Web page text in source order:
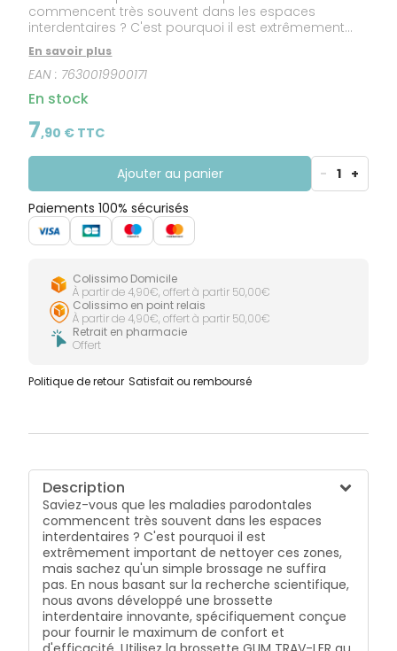
commencent très souvent dans les espaces
interdentaires ? C'est pourquoi il est extrêmement
important de nettoyer ces zones, mais sachez qu'un
simple brossage ne suffira pas. En nous basant sur
la recherche scientifique, nous avons développé une
brossette interdentaire innovante, spécifiquement
conçue pour fournir le maximum de confort et
d'efficacité. Utilisez la brossette GUM TRAV-LER au
moins deux fois par jour, après chaque repas, pour
garder une bouche propre et saine. Compacte et
facile à utiliser, cette brossette convient aussi aux
porteurs de prothèse, d’appareil orthodontique ou
de bridge.
En savoir plus
EAN : 7630019900171
En stock
7,90 € TTC
Ajouter au panier - 1 +
Paiements 100% sécurisés
Colissimo Domicile
À partir de 4,90€, offert à partir 50,00€
Colissimo en point relais
À partir de 4,90€, offert à partir 50,00€
Retrait en pharmacie
Offert
Politique de retour Satisfait ou remboursé
Description
Saviez-vous que les maladies parodontales
commencent très souvent dans les espaces
interdentaires ? C'est pourquoi il est
extrêmement important de nettoyer ces zones,
mais sachez qu'un simple brossage ne suffira
pas. En nous basant sur la recherche scientifique,
nous avons développé une brossette
interdentaire innovante, spécifiquement conçue
pour fournir le maximum de confort et